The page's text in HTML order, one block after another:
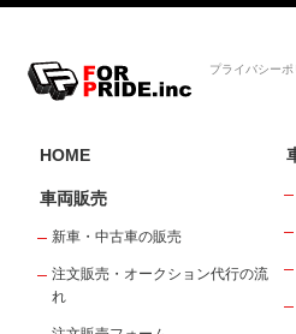
プライバシーポ
HOME
車両販売
新車・中古車の販売
注文販売・オークション代行の流
れ